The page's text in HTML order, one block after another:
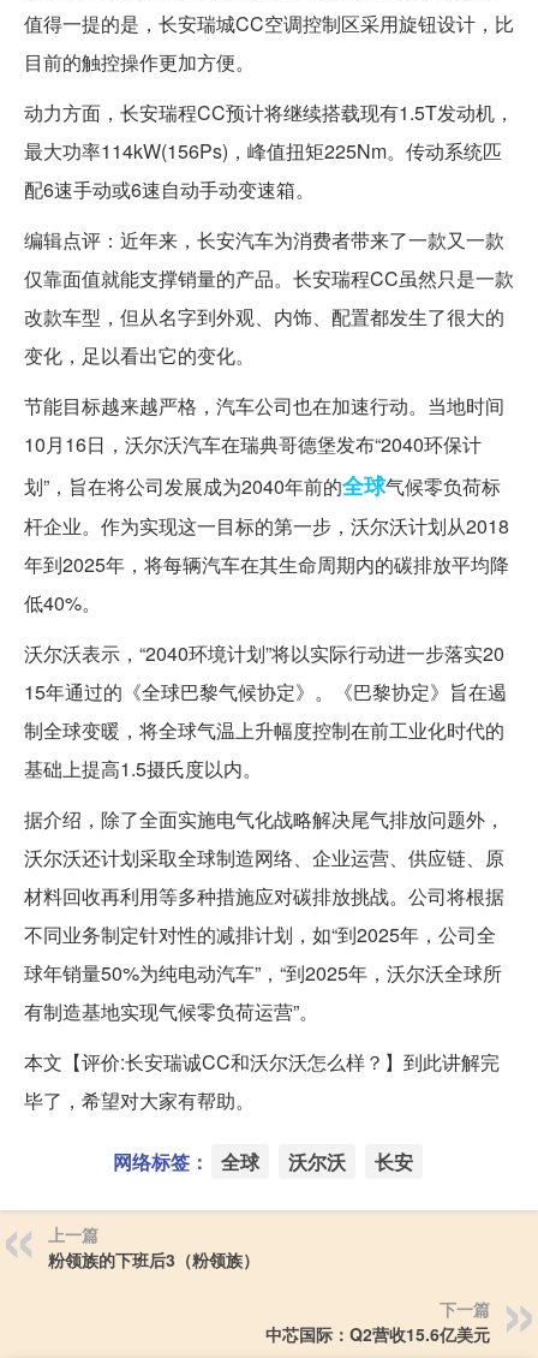
值得一提的是，长安瑞城CC空调控制区采用旋钮设计，比
目前的触控操作更加方便。
动力方面，长安瑞程CC预计将继续搭载现有1.5T发动机，
最大功率114kW(156Ps)，峰值扭矩225Nm。传动系统匹
配6速手动或6速自动手动变速箱。
编辑点评：近年来，长安汽车为消费者带来了一款又一款
仅靠面值就能支撑销量的产品。长安瑞程CC虽然只是一款
改款车型，但从名字到外观、内饰、配置都发生了很大的
变化，足以看出它的变化。
节能目标越来越严格，汽车公司也在加速行动。当地时间
10月16日，沃尔沃汽车在瑞典哥德堡发布“2040环保计
划”，旨在将公司发展成为2040年前的全球气候零负荷标
杆企业。作为实现这一目标的第一步，沃尔沃计划从2018
年到2025年，将每辆汽车在其生命周期内的碳排放平均降
低40%。
沃尔沃表示，“2040环境计划”将以实际行动进一步落实20
15年通过的《全球巴黎气候协定》。《巴黎协定》旨在遏
制全球变暖，将全球气温上升幅度控制在前工业化时代的
基础上提高1.5摄氏度以内。
据介绍，除了全面实施电气化战略解决尾气排放问题外，
沃尔沃还计划采取全球制造网络、企业运营、供应链、原
材料回收再利用等多种措施应对碳排放挑战。公司将根据
不同业务制定针对性的减排计划，如“到2025年，公司全
球年销量50%为纯电动汽车”，“到2025年，沃尔沃全球所
有制造基地实现气候零负荷运营”。
本文【评价:长安瑞诚CC和沃尔沃怎么样？】到此讲解完
毕了，希望对大家有帮助。
网络标签： 全球 沃尔沃 长安
上一篇
粉领族的下班后3（粉领族）
下一篇
中芯国际：Q2营收15.6亿美元